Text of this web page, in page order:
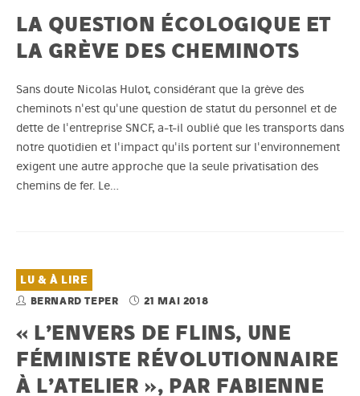
LA QUESTION ÉCOLOGIQUE ET
LA GRÈVE DES CHEMINOTS
Sans doute Nicolas Hulot, considérant que la grève des
cheminots n'est qu'une question de statut du personnel et de
dette de l'entreprise SNCF, a-t-il oublié que les transports dans
notre quotidien et l'impact qu'ils portent sur l'environnement
exigent une autre approche que la seule privatisation des
chemins de fer. Le…
LU & À LIRE
BERNARD TEPER 21 MAI 2018
« L’ENVERS DE FLINS, UNE
FÉMINISTE RÉVOLUTIONNAIRE
À L’ATELIER », PAR FABIENNE